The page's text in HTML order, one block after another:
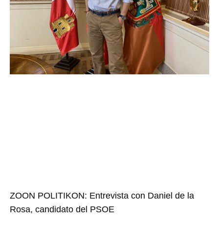
ZOON POLITIKON: Entrevista con Daniel de la
Rosa, candidato del PSOE